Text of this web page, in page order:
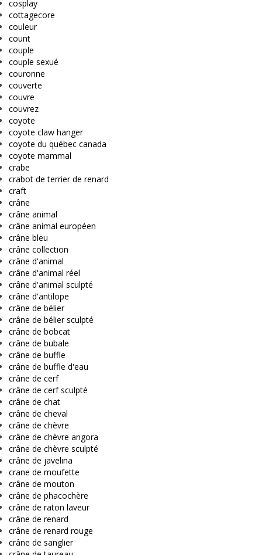
cosplay
cottagecore
couleur
count
couple
couple sexué
couronne
couverte
couvre
couvrez
coyote
coyote claw hanger
coyote du québec canada
coyote mammal
crabe
crabot de terrier de renard
craft
crâne
crâne animal
crâne animal européen
crâne bleu
crâne collection
crâne d'animal
crâne d'animal réel
crâne d'animal sculpté
crâne d'antilope
crâne de bélier
crâne de bélier sculpté
crâne de bobcat
crâne de bubale
crâne de buffle
crâne de buffle d'eau
crâne de cerf
crâne de cerf sculpté
crâne de chat
crâne de cheval
crâne de chèvre
crâne de chèvre angora
crâne de chèvre sculpté
crâne de javelina
crane de moufette
crâne de mouton
crâne de phacochère
crâne de raton laveur
crâne de renard
crâne de renard rouge
crâne de sanglier